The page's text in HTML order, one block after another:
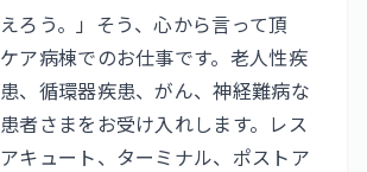
ろう。」そう、心から言って頂
ア病棟でのお仕事です。老人性疾
、循環器疾患、がん、神経難病な
者さまをお受け入れします。レス
キュート、ターミナル、ポストア